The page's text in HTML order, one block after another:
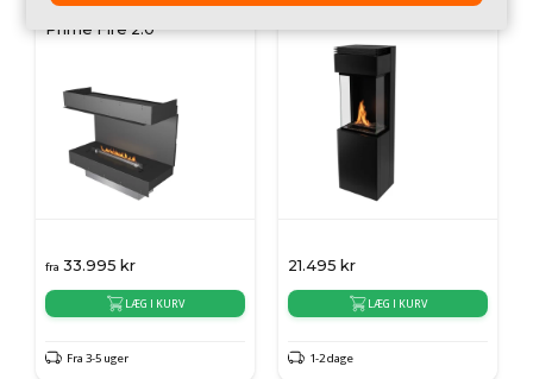
Forma Three-sided -
Prime Fire 2.0
fra 33.995 kr
LÆG I KURV
Fra 3-5 uger
Planika Polaris
21.495 kr
LÆG I KURV
1-2 dage